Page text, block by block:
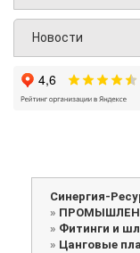
Новости
Синергия-
»
» Фитинги и
» Цанговые